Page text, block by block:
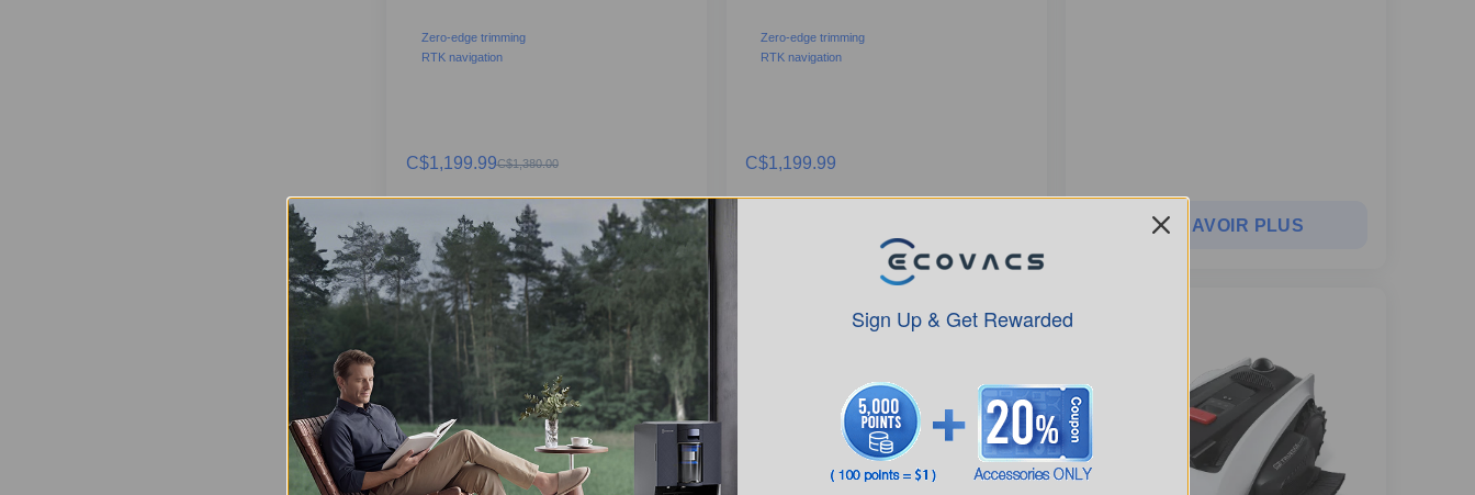
Zero-edge trimming
RTK navigation
C$1,199.99C$1,380.00
EN SAVOIR PLUS
Zero-edge trimming
RTK navigation
C$1,199.99
EN SAVOIR PLUS
Sign Up & Get Rewarded